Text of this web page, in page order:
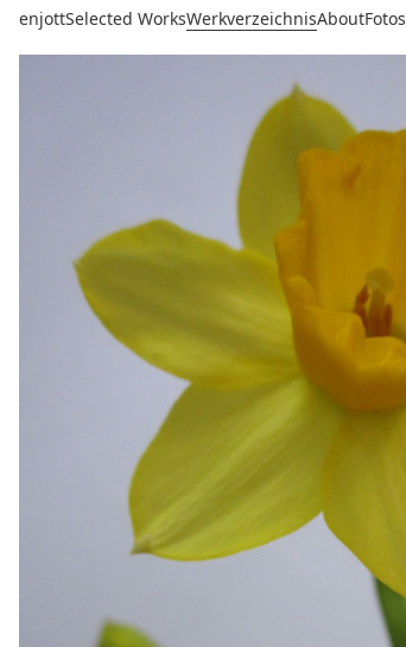
enjottSelected WorksWerkverzeichnisAboutFotos